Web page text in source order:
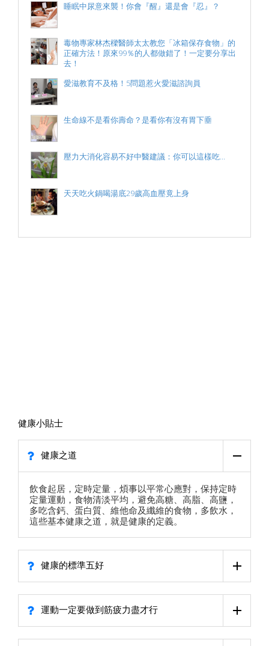
睡眠中尿意來襲！你會『醒』還是會『忍』？
毒物專家林杰樑醫師太太教您「冰箱保存食物」的
正確方法！原來99％的人都做錯了！一定要分享出
去！
愛滋教育不及格！5問題惹火愛滋諮詢員
生命線不是看你壽命？是看你有沒有胃下垂
壓力大消化容易不好中醫建議：你可以這樣吃...
天天吃火鍋喝湯底29歲高血壓竟上身
健康小貼士
健康之道
飲食起居，定時定量，煩事以平常心應對，保持定時
定量運動，食物清淡平均，避免高糖、高脂、高鹽，
多吃含鈣、蛋白質、維他命及纖維的食物，多飲水，
這些基本健康之道，就是健康的定義。
健康的標準五好
運動一定要做到筋疲力盡才行